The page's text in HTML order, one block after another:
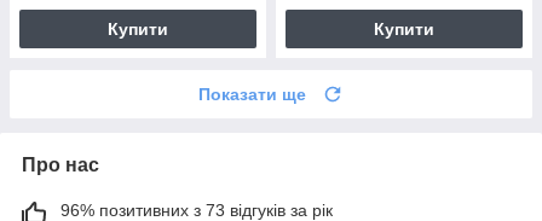
Купити Купити
Показати ще
Про нас
96% позитивних з 73 відгуків за рік